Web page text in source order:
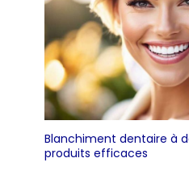
Blanchiment dentaire à
produits efficaces